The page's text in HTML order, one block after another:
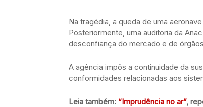
Na tragédia, a queda de uma
Posteriormente, uma auditoria da
desconfiança do mercado e de
A agência impôs a continuidade da
conformidades relacionadas aos
Leia também: “Imprudência no ar”,